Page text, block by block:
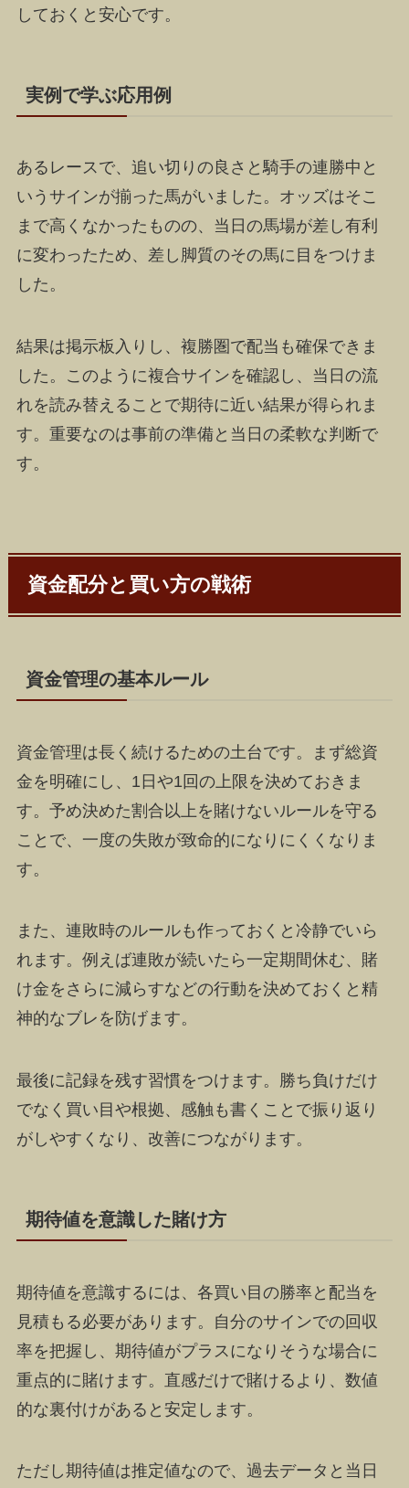
しておくと安心です。
実例で学ぶ応用例
あるレースで、追い切りの良さと騎手の連勝中と
いうサインが揃った馬がいました。オッズはそこ
まで高くなかったものの、当日の馬場が差し有利
に変わったため、差し脚質のその馬に目をつけま
した。
結果は掲示板入りし、複勝圏で配当も確保できま
した。このように複合サインを確認し、当日の流
れを読み替えることで期待に近い結果が得られま
す。重要なのは事前の準備と当日の柔軟な判断で
す。
資金配分と買い方の戦術
資金管理の基本ルール
資金管理は長く続けるための土台です。まず総資
金を明確にし、1日や1回の上限を決めておきま
す。予め決めた割合以上を賭けないルールを守る
ことで、一度の失敗が致命的になりにくくなりま
す。
また、連敗時のルールも作っておくと冷静でいら
れます。例えば連敗が続いたら一定期間休む、賭
け金をさらに減らすなどの行動を決めておくと精
神的なブレを防げます。
最後に記録を残す習慣をつけます。勝ち負けだけ
でなく買い目や根拠、感触も書くことで振り返り
がしやすくなり、改善につながります。
期待値を意識した賭け方
期待値を意識するには、各買い目の勝率と配当を
見積もる必要があります。自分のサインでの回収
率を把握し、期待値がプラスになりそうな場合に
重点的に賭けます。直感だけで賭けるより、数値
的な裏付けがあると安定します。
ただし期待値は推定値なので、過去データと当日